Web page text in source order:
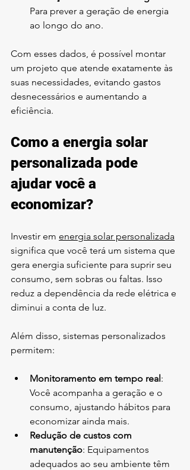
Para prever a geração de energia
ao longo do ano.
Com esses dados, é possível montar
um projeto que atende exatamente às
suas necessidades, evitando gastos
desnecessários e aumentando a
eficiência.
Como a energia solar
personalizada pode
ajudar você a
economizar?
Investir em energia solar personalizada
significa que você terá um sistema que
gera energia suficiente para suprir seu
consumo, sem sobras ou faltas. Isso
reduz a dependência da rede elétrica e
diminui a conta de luz.
Além disso, sistemas personalizados
permitem:
Monitoramento em tempo real:
Você acompanha a geração e o
consumo, ajustando hábitos para
economizar ainda mais.
Redução de custos com
manutenção: Equipamentos
adequados ao seu ambiente têm